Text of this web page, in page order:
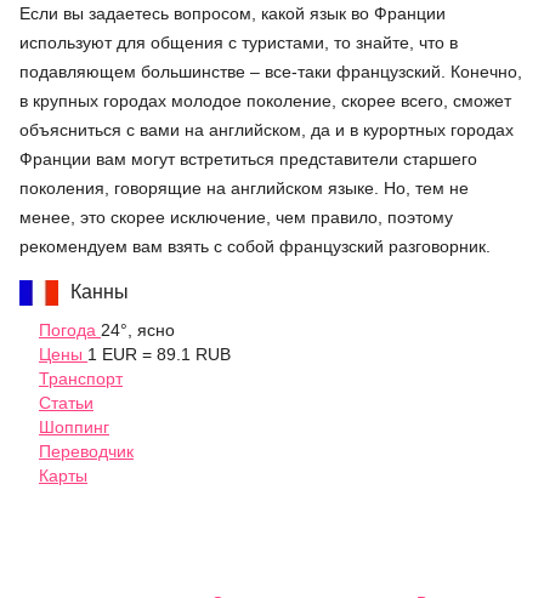
Если вы задаетесь вопросом, какой язык во Франции
используют для общения с туристами, то знайте, что в
подавляющем большинстве – все-таки французский. Конечно,
в крупных городах молодое поколение, скорее всего, сможет
объясниться с вами на английском, да и в курортных городах
Франции вам могут встретиться представители старшего
поколения, говорящие на английском языке. Но, тем не
менее, это скорее исключение, чем правило, поэтому
рекомендуем вам взять с собой французский разговорник.
Канны
Погода 24°, ясно
Цены 1 EUR = 89.1 RUB
Транспорт
Статьи
Шоппинг
Переводчик
Карты